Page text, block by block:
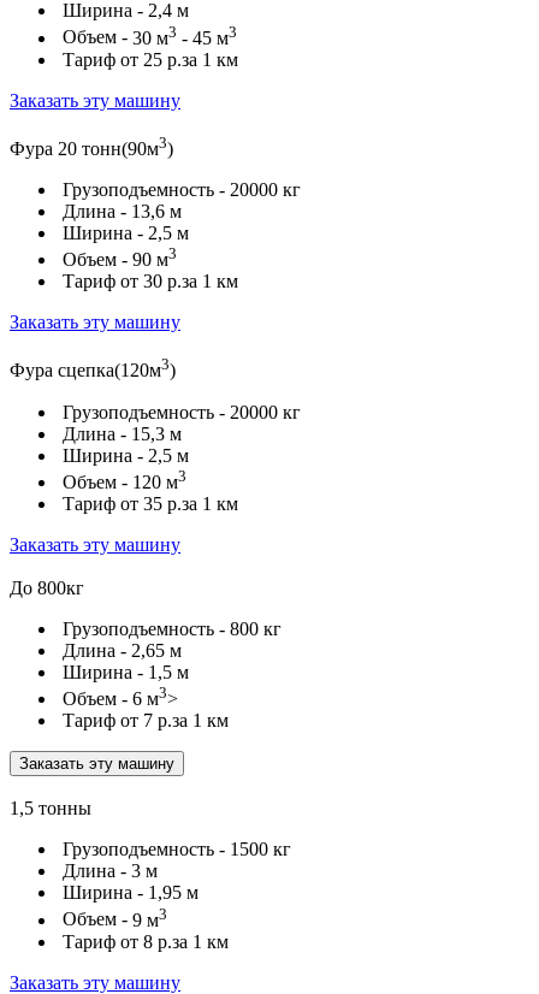
Ширина - 2,4 м
Объем - 30 м3 - 45 м3
Тариф от 25 р.за 1 км
Заказать эту машину
Фура 20 тонн(90м3)
Грузоподъемность - 20000 кг
Длина - 13,6 м
Ширина - 2,5 м
Объем - 90 м3
Тариф от 30 р.за 1 км
Заказать эту машину
Фура сцепка(120м3)
Грузоподъемность - 20000 кг
Длина - 15,3 м
Ширина - 2,5 м
Объем - 120 м3
Тариф от 35 р.за 1 км
Заказать эту машину
До 800кг
Грузоподъемность - 800 кг
Длина - 2,65 м
Ширина - 1,5 м
Объем - 6 м3>
Тариф от 7 р.за 1 км
Заказать эту машину
1,5 тонны
Грузоподъемность - 1500 кг
Длина - 3 м
Ширина - 1,95 м
Объем - 9 м3
Тариф от 8 р.за 1 км
Заказать эту машину